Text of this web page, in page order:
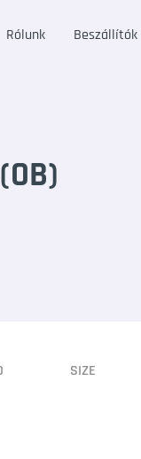
Rólunk Beszállítók
SIZE